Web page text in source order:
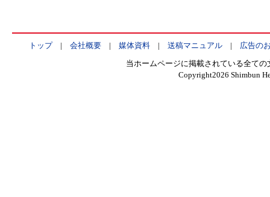
トップ| 会社概要| 媒体資料| 送稿マニュアル| 広告の
当ホームページに掲載されている全て
Copyright2026 Shimbun